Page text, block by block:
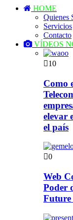
HOME
Quienes
Servicios
Contacto
VÍDEOS
10
Como
elevar
el país
0
Web
Poder
Future